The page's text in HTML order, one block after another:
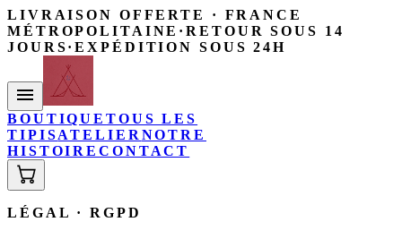
LIVRAISON OFFERTE · FRANCE
MÉTROPOLITAINE ·RETOUR SOUS 14
JOURS·EXPÉDITION SOUS 24H
BOUTIQUETOUS LES
TIPISATELIER NOTRE
HISTOIRECONTACT
LÉGAL · RGPD